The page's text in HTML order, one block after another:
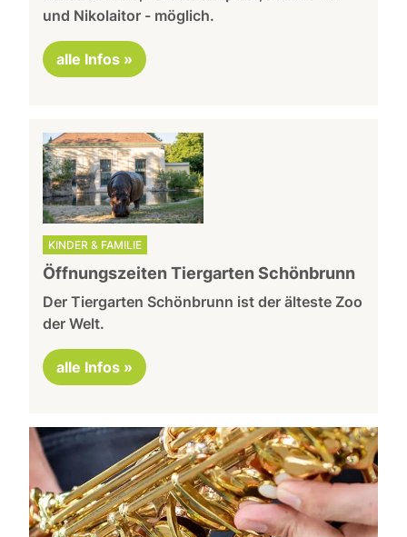
und Nikolaitor - möglich.
alle Infos »
KINDER & FAMILIE
Öffnungszeiten Tiergarten Schönbrunn
Der Tiergarten Schönbrunn ist der älteste Zoo
der Welt.
alle Infos »